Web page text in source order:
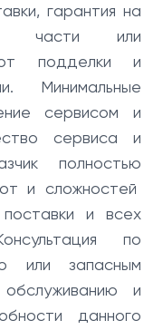
гарантия на
части или
подделки и
Минимальные
сервисом и
сервиса и
полностью
и сложностей
и всех
по
или запасным
и
данного